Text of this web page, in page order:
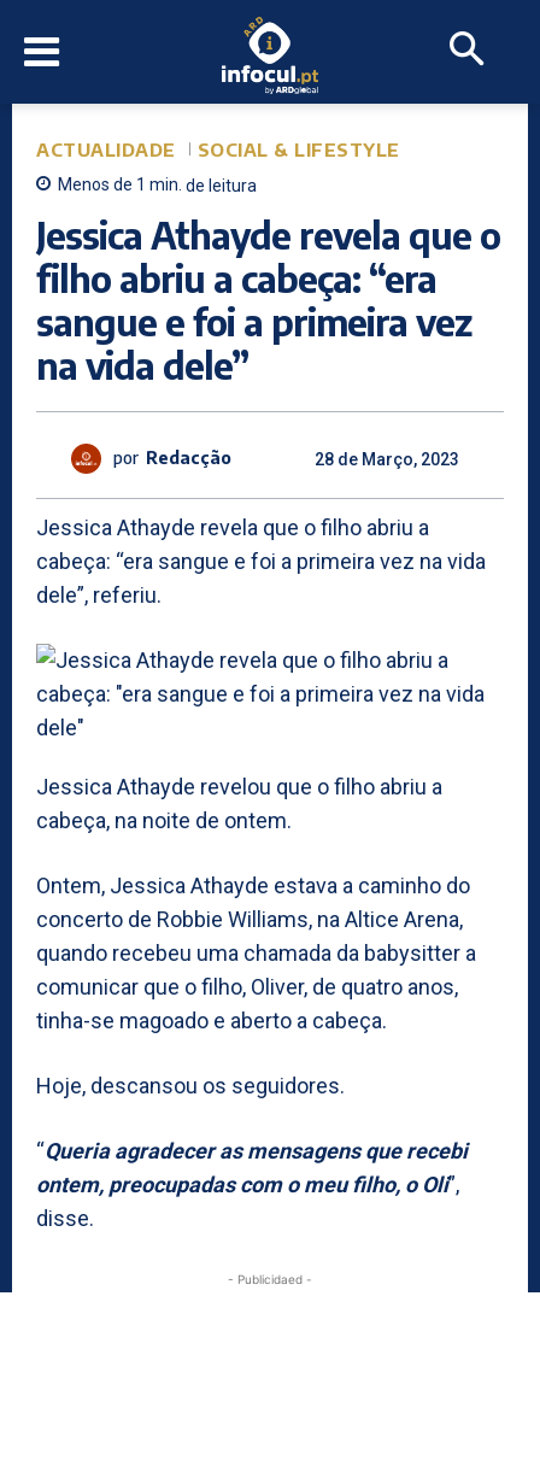
ACTUALIDADE SOCIAL & LIFESTYLE
Menos de 1 min. de leitura
Jessica Athayde revela que o
filho abriu a cabeça: “era
sangue e foi a primeira vez
na vida dele”
por Redacção 28 de Março, 2023
Jessica Athayde revela que o filho abriu a
cabeça: “era sangue e foi a primeira vez na vida
dele”, referiu.
Jessica Athayde revelou que o filho abriu a
cabeça, na noite de ontem.
Ontem, Jessica Athayde estava a caminho do
concerto de Robbie Williams, na Altice Arena,
quando recebeu uma chamada da babysitter a
comunicar que o filho, Oliver, de quatro anos,
tinha-se magoado e aberto a cabeça.
Hoje, descansou os seguidores.
“Queria agradecer as mensagens que recebi
ontem, preocupadas com o meu filho, o Oli”,
disse.
- Publicidaed -